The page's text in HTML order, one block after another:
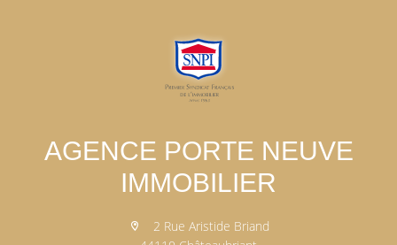
AGENCE PORTE NEUVE
IMMOBILIER
2 Rue Aristide Briand